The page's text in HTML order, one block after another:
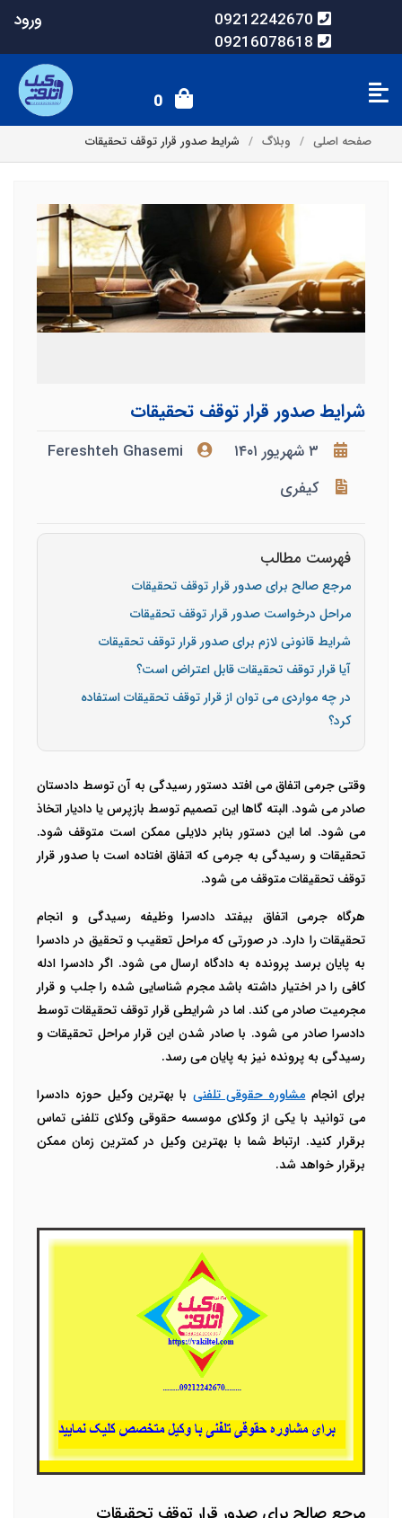
09212242670
09216078618
ورود
0
صفحه اصلی وبلاگ شرایط صدور قرار توقف تحقیقات
شرایط صدور قرار توقف تحقیقات
۳ شهریور ۱۴۰۱
Fereshteh Ghasemi
کیفری
فهرست مطالب
مرجع صالح برای صدور قرار توقف تحقیقات
مراحل درخواست صدور قرار توقف تحقیقات
شرایط قانونی لازم برای صدور قرار توقف تحقیقات
آیا قرار توقف تحقیقات قابل اعتراض است؟
در چه مواردی می توان از قرار توقف تحقیقات استفاده
کرد؟
وقتی جرمی اتفاق می افتد دستور رسیدگی به آن توسط دادستان
صادر می شود. البته گاها این تصمیم توسط بازپرس یا دادیار اتخاذ
می شود. اما این دستور بنابر دلایلی ممکن است متوقف شود.
تحقیقات و رسیدگی به جرمی که اتفاق افتاده است با صدور قرار
توقف تحقیقات متوقف می شود.
هرگاه جرمی اتفاق بیفتد دادسرا وظیفه رسیدگی و انجام
تحقیقات را دارد. در صورتی که مراحل تعقیب و تحقیق در دادسرا
به پایان برسد پرونده به دادگاه ارسال می شود. اگر دادسرا ادله
کافی را در اختیار داشته باشد مجرم شناسایی شده را جلب و قرار
مجرمیت صادر می کند. اما در شرایطی قرار توقف تحقیقات توسط
دادسرا صادر می شود. با صادر شدن این قرار مراحل تحقیقات و
رسیدگی به پرونده نیز به پایان می رسد.
برای انجاممشاوره حقوقی تلفنی با بهترین وکیل حوزه دادسرا
می توانید با یکی از وکلای موسسه حقوقی وکلای تلفنی تماس
برقرار کنید. ارتباط شما با بهترین وکیل در کمترین زمان ممکن
برقرار خواهد شد.